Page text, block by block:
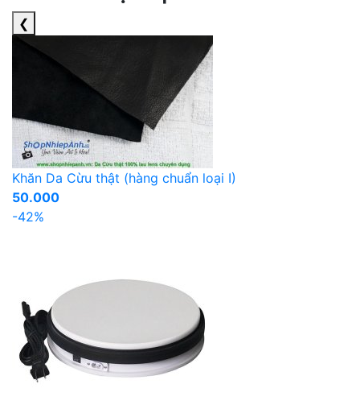
❮
Khăn Da Cừu thật (hàng chuẩn loại I)
50.000
-42%